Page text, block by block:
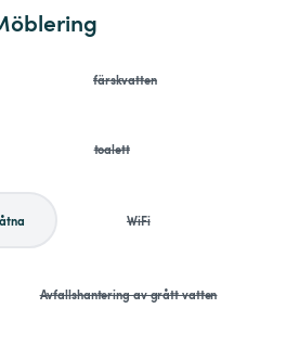
färskvatten
toalett
WiFi
Avfallshantering av grått vatten